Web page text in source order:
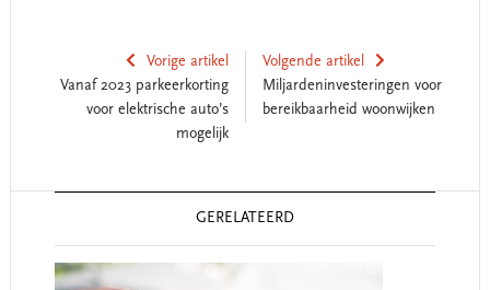
Vorige artikel
Vanaf 2023 parkeerkorting
voor elektrische auto’s
mogelijk
Volgende artikel
Miljardeninvesteringen voor
bereikbaarheid woonwijken
GERELATEERD